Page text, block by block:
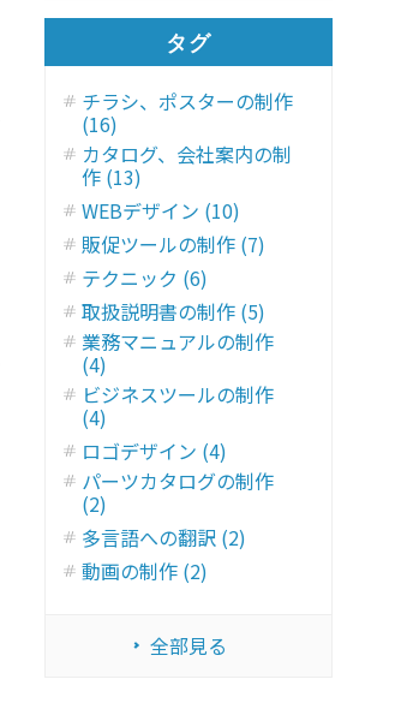
タグ
チラシ、ポスターの制作
(16)
カタログ、会社案内の制
作 (13)
WEBデザイン (10)
販促ツールの制作 (7)
テクニック (6)
取扱説明書の制作 (5)
業務マニュアルの制作
(4)
ビジネスツールの制作
(4)
ロゴデザイン (4)
パーツカタログの制作
(2)
多言語への翻訳 (2)
動画の制作 (2)
全部見る